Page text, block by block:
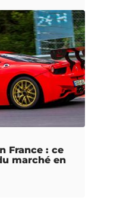
France : ce
marché en